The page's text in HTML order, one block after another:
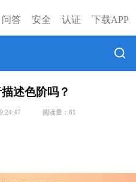
问答 安全 认证 下载APP
述色阶吗？
阅读量： 81